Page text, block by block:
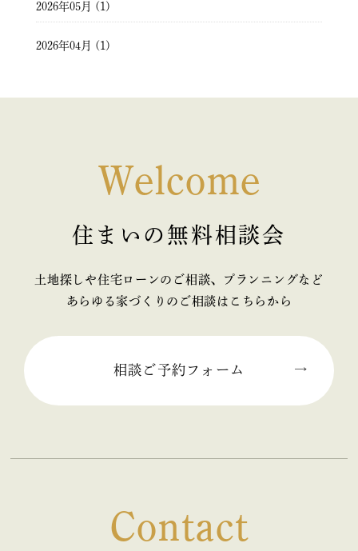
2026年05月 (1)
2026年04月 (1)
2025年11月 (2)
2025年10月 (1)
2025年07月 (2)
Welcome
住まいの無料相談会
土地探しや住宅ローンのご相談、プランニングなど
あらゆる家づくりのご相談はこちらから
相談ご予約フォーム
Contact